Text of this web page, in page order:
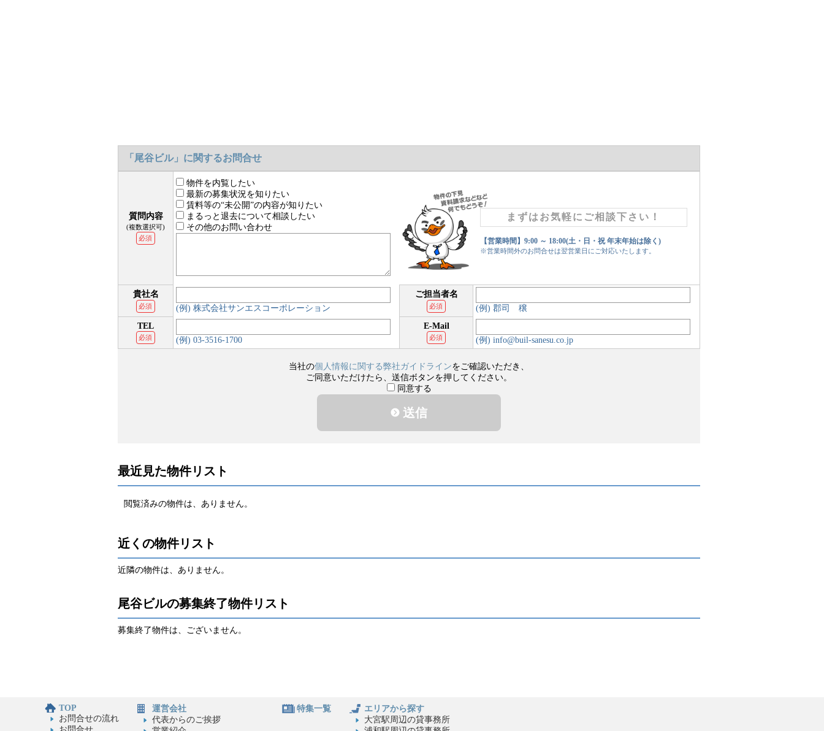
「尾谷ビル」に関するお問合せ
質問内容
(複数選択可)
必須
物件を内覧したい
最新の募集状況を知りたい
賃料等の“未公開”の内容が知りたい
まるっと退去について相談したい
その他のお問い合わせ
まずはお気軽にご相談下さい！
【営業時間】9:00 ～ 18:00(土・日・祝 年末年始は除く)
※営業時間外のお問合せは翌営業日にご対応いたします。
貴社名
必須 (例) 株式会社サンエスコーポレーション
ご担当者名
必須
(例) 郡司 穣
TEL
必須 (例) 03-3516-1700
E-Mail
必須 (例) info@buil-sanesu.co.jp
当社の個人情報に関する弊社ガイドラインをご確認いただき、
ご同意いただけたら、送信ボタンを押してください。
同意する
送信
最近見た物件リスト
閲覧済みの物件は、ありません。
近くの物件リスト
近隣の物件は、ありません。
尾谷ビルの募集終了物件リスト
募集終了物件は、ございません。
TOP
お問合せの流れ
運営会社
代表からのご挨拶
特集一覧
エリアから探す
大宮駅周辺の貸事務所